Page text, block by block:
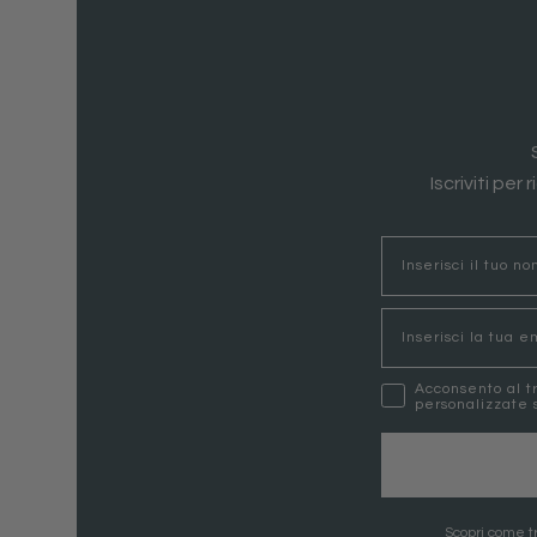
Iscriviti per
nome
Email
marketing
Acconsento al
personalizzate
Scopri come